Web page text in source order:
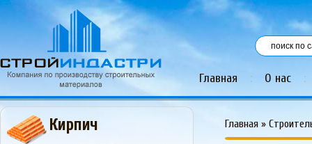
Главная : О нас :
Кирпич Главная »